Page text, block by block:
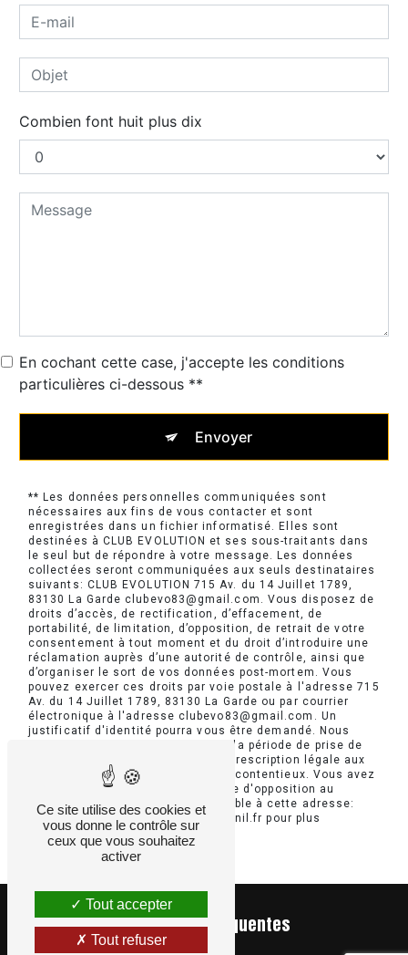
Combien font huit plus dix
En cochant cette case, j'accepte les conditions
particulières ci-dessous **
Envoyer
** Les données personnelles communiquées sont
nécessaires aux fins de vous contacter et sont
enregistrées dans un fichier informatisé. Elles sont
destinées à CLUB EVOLUTION et ses sous-traitants dans
le seul but de répondre à votre message. Les données
collectées seront communiquées aux seuls destinataires
suivants: CLUB EVOLUTION 715 Av. du 14 Juillet 1789,
83130 La Garde clubevo83@gmail.com. Vous disposez de
droits d’accès, de rectification, d’effacement, de
portabilité, de limitation, d’opposition, de retrait de votre
consentement à tout moment et du droit d’introduire une
réclamation auprès d’une autorité de contrôle, ainsi que
d’organiser le sort de vos données post-mortem. Vous
pouvez exercer ces droits par voie postale à l'adresse 715
Av. du 14 Juillet 1789, 83130 La Garde ou par courrier
électronique à l'adresse clubevo83@gmail.com. Un
justificatif d'identité pourra vous être demandé. Nous
conservons vos données pendant la période de prise de
contact puis pendant la durée de prescription légale aux
fins probatoires et de gestion des contentieux. Vous avez
le droit de vous inscrire sur la liste d'opposition au
démarchage téléphonique, disponible à cette adresse:
Bloctel.gouv.fr. Consultez le site cnil.fr pour plus
d’informations sur vos droits.
Recherches fréquentes
Ce site utilise des cookies et
vous donne le contrôle sur
ceux que vous souhaitez
activer
Tout accepter
Tout refuser